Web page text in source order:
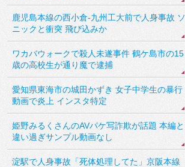
鹿児島本線の西小倉-九州工大前で人身事故 ソ
ニックと衝突 飛び込みか
ワカバウォークで殺人未遂事件 鶴ケ島市の15
歳の高校生が通り魔で逮捕
愛知県東海市の城田かずき 女子中学生の暴行
動画で炎上 インスタ特定
姫野みるくさんのAVパケ写詐欺が話題 本編と
違い過ぎサンプル動画なし
淀駅で人身事故「死体処理してた」京阪本線